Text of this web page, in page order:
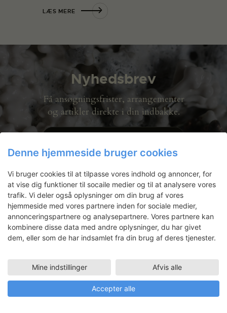
LÆS MERE
Nyhedsbrev
Få ansøgningsfrister, arrangementer
og artikler direkte i din indbakke.
Gammel Dok Pakhus
Strandgade 27 B
Denne hjemmeside bruger cookies
Vi bruger cookies til at tilpasse vores indhold og annoncer, for
at vise dig funktioner til socaile medier og til at analysere vores
trafik. Vi deler også oplysninger om din brug af vores
hjemmeside med vores partnere inden for sociale medier,
annonceringspartnere og analysepartnere. Vores partnere kan
kombinere disse data med andre oplysninger, du har givet
dem, eller som de har indsamlet fra din brug af deres tjenester.
Mine indstillinger Afvis alle
Accepter alle